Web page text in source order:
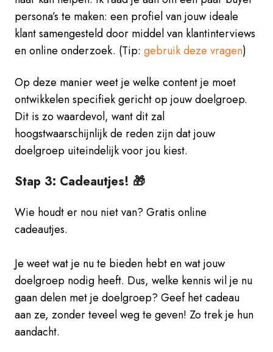
persona’s te maken: een profiel van jouw ideale
klant samengesteld door middel van klantinterviews
en online onderzoek. (Tip: gebruik deze vragen)
Op deze manier weet je welke content je moet
ontwikkelen specifiek gericht op jouw doelgroep.
Dit is zo waardevol, want dit zal
hoogstwaarschijnlijk de reden zijn dat jouw
doelgroep uiteindelijk voor jou kiest.
Stap 3: Cadeautjes! 🎁
Wie houdt er nou niet van? Gratis online
cadeautjes.
Je weet wat je nu te bieden hebt en wat jouw
doelgroep nodig heeft. Dus, welke kennis wil je nu
gaan delen met je doelgroep? Geef het cadeau
aan ze, zonder teveel weg te geven! Zo trek je hun
aandacht.